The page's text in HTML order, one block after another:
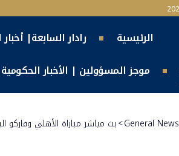
الرئيسية رادار السابعة| أخبار
موجز المسؤولين | الأخبار الحكومية
General News
>بث مباشر مباراة الأهلي وفاركو